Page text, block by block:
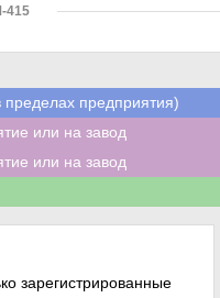
415
предприятия)
или на завод
или на завод
зарегистрированные